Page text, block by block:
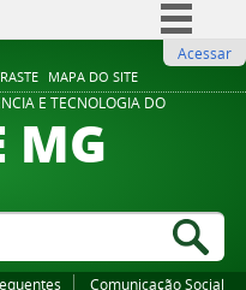
MAPA DO SITE
Comunica BR
Participe
Legislação
Acessar
E TECNOLOGIA DO
MG
Comunicação Social